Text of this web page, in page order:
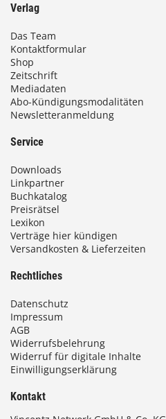
Verlag
Das Team
Kontaktformular
Shop
Zeitschrift
Mediadaten
Abo-Kündigungsmodalitäten
Newsletteranmeldung
Service
Downloads
Linkpartner
Buchkatalog
Preisrätsel
Lexikon
Verträge hier kündigen
Versandkosten & Lieferzeiten
Rechtliches
Datenschutz
Impressum
AGB
Widerrufsbelehrung
Widerruf für digitale Inhalte
Einwilligungserklärung
Kontakt